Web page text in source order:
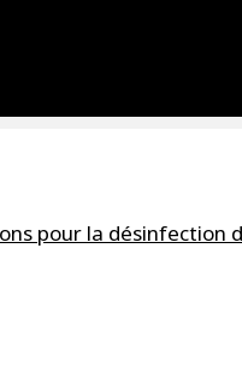
pour la désinfection